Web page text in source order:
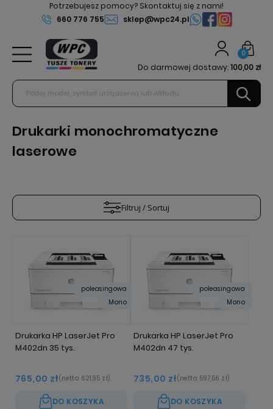
Potrzebujesz pomocy? Skontaktuj się z nami!
660 776 755
sklep@wpc24.pl
0
Do darmowej dostawy:100,00 zł
Drukarki monochromatyczne
laserowe
Filtruj / Sortuj
Drukarka HP LaserJet Pro
M402dn 35 tys.
765,00 zł(netto: 621,95 zł)
DO KOSZYKA
poleasingowa
Mono
Drukarka HP LaserJet Pro
M402dn 47 tys.
735,00 zł(netto: 597,56 zł)
DO KOSZYKA
poleasingowa
Mono